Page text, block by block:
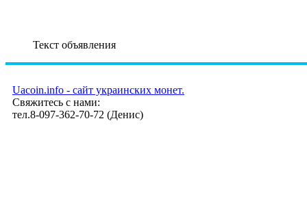
Текст объявления
Uacoin.info - сайт украинских монет.
Свяжитесь с нами:
тел.8-097-362-70-72 (Денис)